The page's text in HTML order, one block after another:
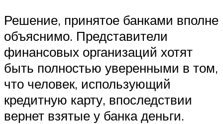
Решение, принятое банками вполне
объяснимо. Представители
финансовых организаций хотят
быть полностью уверенными в том,
что человек, использующий
кредитную карту, впоследствии
вернет взятые у банка деньги.